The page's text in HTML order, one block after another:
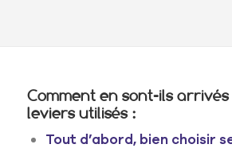
Comment en sont-ils arrivés
leviers utilisés :
Tout d’abord, bien choisir